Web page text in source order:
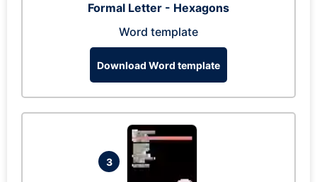
Formal Letter - Hexagons
Word template
Download Word template
3